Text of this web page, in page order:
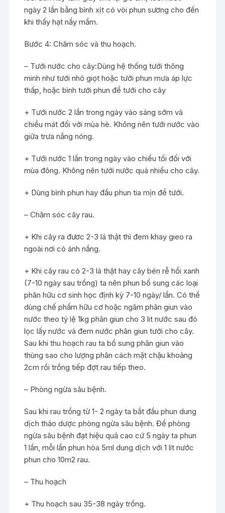
ngày 2 lần bằng bình xịt có vòi phun sương cho đến
khi thấy hạt nẩy mầm.
Bước 4: Chăm sóc và thu hoạch.
– Tưới nước cho cây:Dùng hệ thống tưới thông
minh như tưới nhỏ giọt hoặc tưới phun mưa áp lực
thấp, hoặc bình tưới phun để tưới cho cây
+ Tưới nước 2 lần trong ngày vào sáng sớm và
chiều mát đối với mùa hè. Không nên tưới nước vào
giữa trưa nắng nóng.
+ Tưới nước 1 lần trong ngày vào chiều tối đối với
mùa đông. Không nên tưới nước quá nhiều cho cây.
+ Dùng bình phun hay đầu phun tia mịn để tưới.
– Chăm sóc cây rau.
+ Khi cây ra đươc 2-3 lá thật thì đem khay gieo ra
ngoài nơi có ánh nắng.
+ Khi cây rau có 2-3 lá thật hay cây bén rễ hồi xanh
(7-10 ngày sau trồng) ta nên phun bổ sung các loại
phân hữu cơ sinh học định kỳ 7-10 ngày/ lần. Có thể
dùng chế phẩm hữu cơ hoặc ngâm phân giun vào
nước theo tỷ lệ 1kg phân giun cho 3 lit nước sau đó
lọc lấy nước và đem nước phân giun tưới cho cây.
Sau khi thu hoạch rau ta bổ sung phân giun vào
thùng sao cho lượng phân cách mặt chậu khoảng
2cm rồi trồng tiếp đợt rau tiếp theo.
– Phòng ngừa sâu bệnh.
Sau khi rau trồng từ 1- 2 ngày ta bắt đầu phun dung
dịch thảo dược phòng ngừa sâu bệnh. Để phòng
ngừa sâu bệnh đạt hiệu quả cao cứ 5 ngày ta phun
1 lần, mỗi lần phun hòa 5ml dung dịch với 1 lít nước
phun cho 10m2 rau.
– Thu hoạch
+ Thu hoạch sau 35-38 ngày trồng.